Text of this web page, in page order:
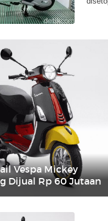
Vespa Mickey
Dijual Rp 60 Jutaan